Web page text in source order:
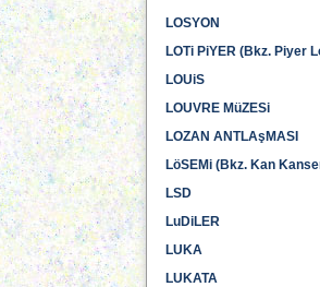
LOSYON
LOTi PiYER (Bkz. Piyer
LOUiS
LOUVRE MüZESi
LOZAN ANTLAşMASI
LöSEMi (Bkz. Kan
LSD
LuDiLER
LUKA
LUKATA